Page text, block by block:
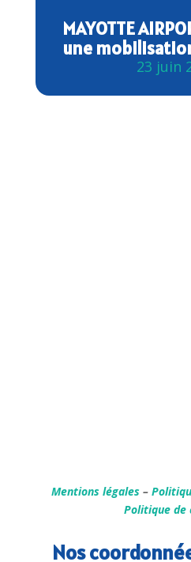
MAYOTTE
une
porte
23 juin
Mentions légales –
Politique de
Nos